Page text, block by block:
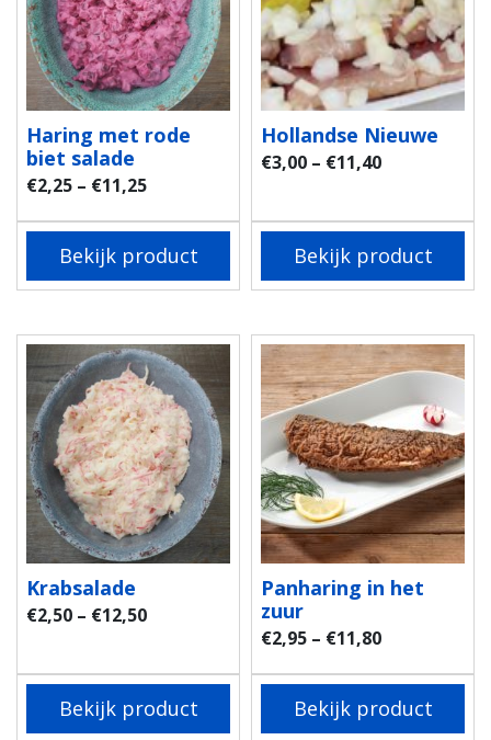
Haring met rode
biet salade
€2,25 – €11,25
Bekijk product
Hollandse Nieuwe
€3,00 – €11,40
Bekijk product
Krabsalade
€2,50 – €12,50
Bekijk product
Panharing in het
zuur
€2,95 – €11,80
Bekijk product